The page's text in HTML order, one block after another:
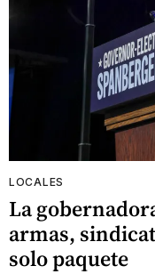
LOCALES
La
armas,
solo paquete